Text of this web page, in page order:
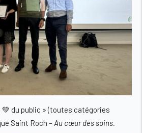
💚 du public » (toutes catégories
Saint Roch –Au cœur des soins.